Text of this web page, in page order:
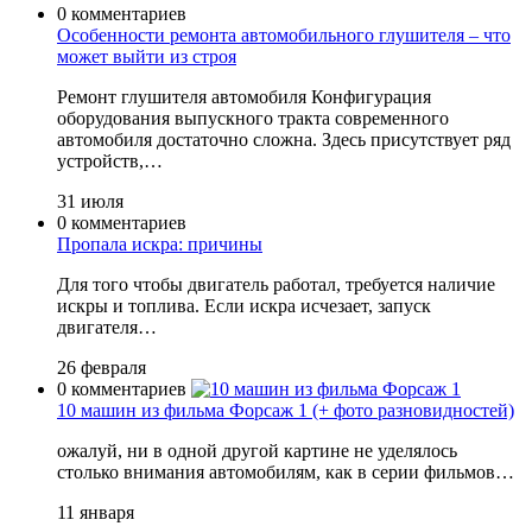
0 комментариев
Особенности ремонта автомобильного глушителя – что
может выйти из строя
Ремонт глушителя автомобиля Конфигурация
оборудования выпускного тракта современного
автомобиля достаточно сложна. Здесь присутствует ряд
устройств,…
31 июля
0 комментариев
Пропала искра: причины
Для того чтобы двигатель работал, требуется наличие
искры и топлива. Если искра исчезает, запуск
двигателя…
26 февраля
0 комментариев
10 машин из фильма Форсаж 1 (+ фото разновидностей)
ожалуй, ни в одной другой картине не уделялось
столько внимания автомобилям, как в серии фильмов…
11 января